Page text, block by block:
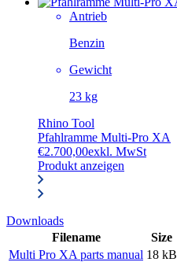
Antrieb
Benzin
Gewicht
23 kg
Rhino Tool
Pfahlramme Multi-Pro XA
€2.700,00exkl. MwSt
Produkt anzeigen
Downloads
Filename
Size
Multi Pro XA parts manual 18 kB